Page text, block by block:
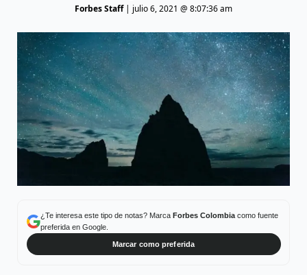
Forbes Staff| julio 6, 2021 @ 8:07:36 am
¿Te interesa este tipo de notas? Marca Forbes Colombiacomo fuente
preferida en Google.
Marcar como preferida